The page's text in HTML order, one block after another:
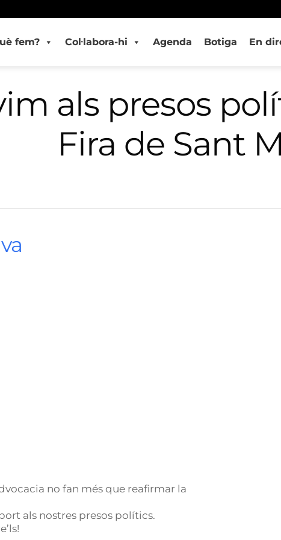
fem? Col·labora-hi Agenda Botiga En
als presos
Fira de Sant
no fan més que reafirmar la
als nostres presos polítics.